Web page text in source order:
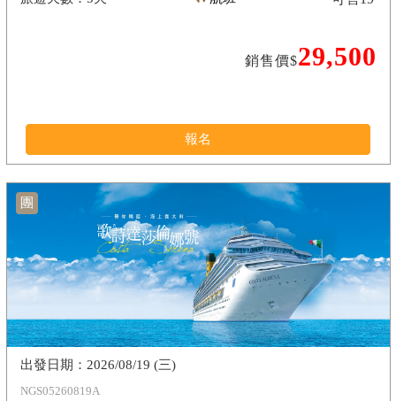
銷售價$29,500
報名
團
NGS05260819A
2026/08/19 (三)